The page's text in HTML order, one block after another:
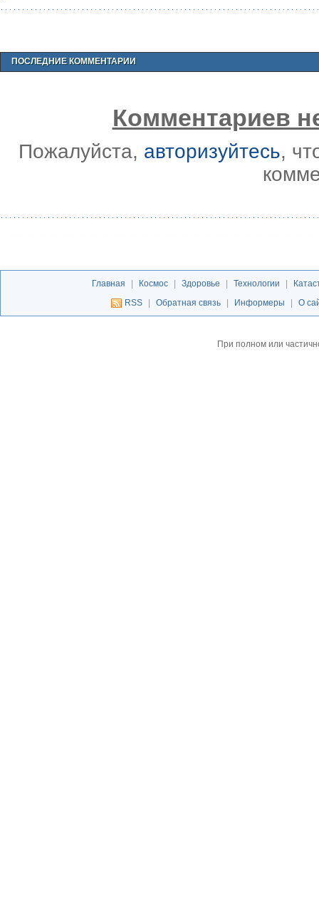
ПОСЛЕДНИЕ КОММЕНТАРИИ
Комментариев
Пожалуйста, авторизуйтесь,
Главная Космос Здоровье Технологии
RSS
Обратная связь Информеры О
При полном или